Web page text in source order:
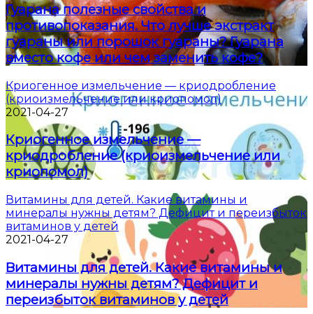
Гуарана полезные свойства и
противопоказания. Что лучше экстракт
гуараны или порошок гуараны? Гуарана
вместо кофе или чем заменить кофе?
Криогенное измельчение — криодробление
(криоизмельчение или криопомол)
2021-04-27
Криогенное измельчение —
криодробление (криоизмельчение или
криопомол)
Витамины для детей. Какие витамины и
минералы нужны детям? Дефицит и переизбыток
витаминов у детей
2021-04-27
Витамины для детей. Какие витамины и
минералы нужны детям? Дефицит и
переизбыток витаминов у детей